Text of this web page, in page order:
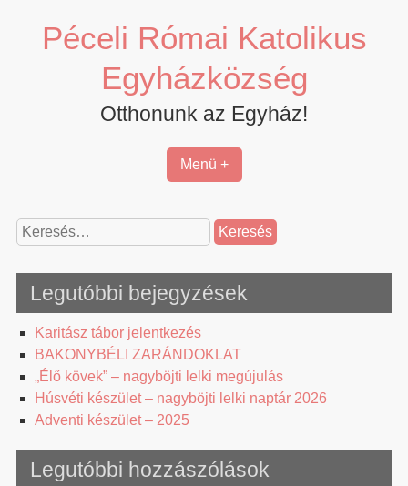
contentPéceli Római Katolikus
Egyházközség
Otthonunk az Egyház!
Menü +
Keresés:
Legutóbbi bejegyzések
Karitász tábor jelentkezés
BAKONYBÉLI ZARÁNDOKLAT
„Élő kövek” – nagyböjti lelki megújulás
Húsvéti készület – nagyböjti lelki naptár 2026
Adventi készület – 2025
Legutóbbi hozzászólások